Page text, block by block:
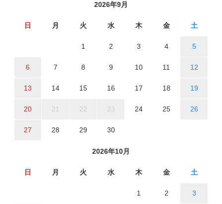
2026年9月
日 月 火 水 木 金 土
1 2 3 4 5
6 7 8 9 10 11 12
13 14 15 16 17 18 19
20 21 22 23 24 25 26
27 28 29 30
2026年10月
日 月 火 水 木 金 土
1 2 3